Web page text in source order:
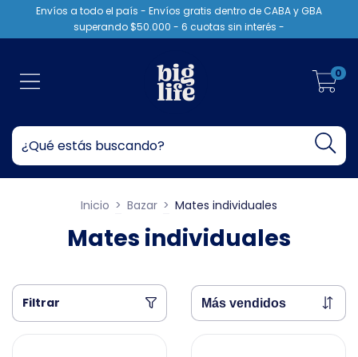
Envíos a todo el país - Envíos gratis dentro de CABA y GBA
superando $50.000 - 6 cuotas sin interés -
0
Inicio > Bazar > Mates individuales
Mates individuales
Filtrar